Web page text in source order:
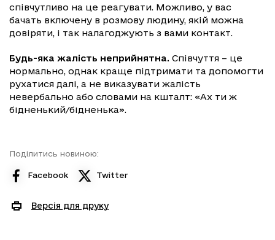
співчутливо на це реагувати. Можливо, у вас
бачать включену в розмову людину, якій можна
довіряти, і так налагоджують з вами контакт.
Будь-яка жалість неприйнятна. Співчуття – це
нормально, однак краще підтримати та допомогти
рухатися далі, а не виказувати жалість
невербально або словами на кшталт: «Ах ти ж
бідненький/бідненька».
Поділитись новиною:
Facebook Twitter
Версія для друку